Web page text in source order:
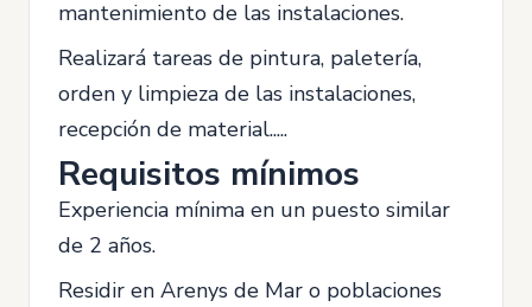
mantenimiento de las instalaciones.
Realizará tareas de pintura, paletería,
orden y limpieza de las instalaciones,
recepción de material.....
Requisitos mínimos
Experiencia mínima en un puesto similar
de 2 años.
Residir en Arenys de Mar o poblaciones